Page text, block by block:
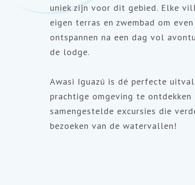
uniek zijn voor dit gebied. Elke
eigen terras en zwembad om
ontspannen na een dag vol
de lodge.
Awasi Iguazú is dé perfecte
prachtige omgeving te
samengestelde excursies die
bezoeken van de watervallen!